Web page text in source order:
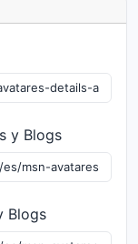
y Blogs
Blogs